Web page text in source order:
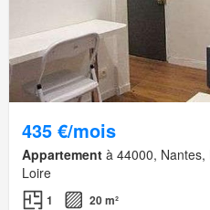
435 €/mois
Appartement à 44000,
Loire
1
20 m²